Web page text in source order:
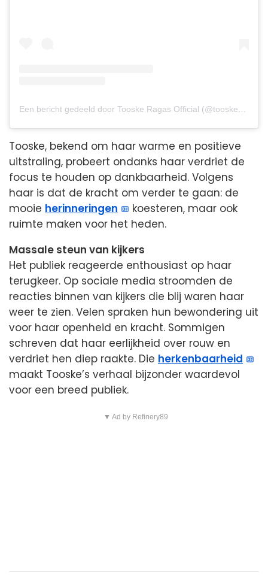
Een bericht gedeeld door Tooske Ragas Official (@tooskeragas)
Tooske, bekend om haar warme en positieve
uitstraling, probeert ondanks haar verdriet de
focus te houden op dankbaarheid. Volgens
haar is dat de kracht om verder te gaan: de
mooie herinneringen
koesteren, maar ook
ruimte maken voor het heden.
Massale steun van kijkers
Het publiek reageerde enthousiast op haar
terugkeer. Op sociale media stroomden de
reacties binnen van kijkers die blij waren haar
weer te zien. Velen spraken hun bewondering uit
voor haar openheid en kracht. Sommigen
schreven dat haar eerlijkheid over rouw en
verdriet hen diep raakte. Die herkenbaarheid
maakt Tooske’s verhaal bijzonder waardevol
voor een breed publiek.
▼ Ad by Refinery89